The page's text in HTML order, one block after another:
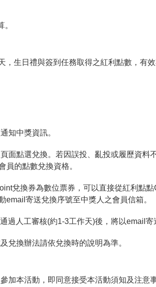
生日禮與簽到任務取得之紅利點數，有
知中獎資訊。
面點選兌換。若因誤投、亂投或履歷資料
員的點數兌換資格。
兌換券為數位票券，可以直接從紅利點
寄送兌換序號至中獎人之會員信箱。
過人工審核(約1-3工作天)後，將以email
兌換辦法請依兌換時的說明為準。
加本活動，即同意接受本活動須知及注意